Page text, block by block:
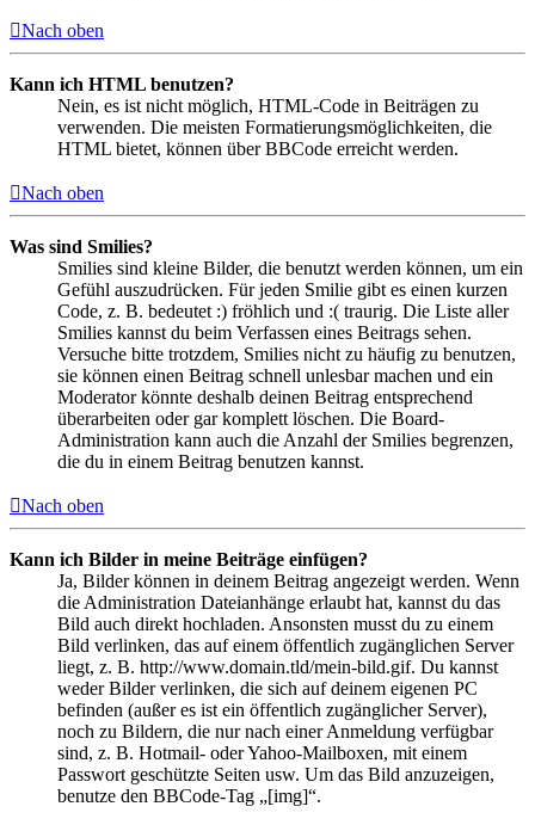
Nach oben
Kann ich HTML benutzen?
Nein, es ist nicht möglich, HTML-Code in Beiträgen zu
verwenden. Die meisten Formatierungsmöglichkeiten, die
HTML bietet, können über BBCode erreicht werden.
Nach oben
Was sind Smilies?
Smilies sind kleine Bilder, die benutzt werden können, um ein
Gefühl auszudrücken. Für jeden Smilie gibt es einen kurzen
Code, z. B. bedeutet :) fröhlich und :( traurig. Die Liste aller
Smilies kannst du beim Verfassen eines Beitrags sehen.
Versuche bitte trotzdem, Smilies nicht zu häufig zu benutzen,
sie können einen Beitrag schnell unlesbar machen und ein
Moderator könnte deshalb deinen Beitrag entsprechend
überarbeiten oder gar komplett löschen. Die Board-
Administration kann auch die Anzahl der Smilies begrenzen,
die du in einem Beitrag benutzen kannst.
Nach oben
Kann ich Bilder in meine Beiträge einfügen?
Ja, Bilder können in deinem Beitrag angezeigt werden. Wenn
die Administration Dateianhänge erlaubt hat, kannst du das
Bild auch direkt hochladen. Ansonsten musst du zu einem
Bild verlinken, das auf einem öffentlich zugänglichen Server
liegt, z. B. http://www.domain.tld/mein-bild.gif. Du kannst
weder Bilder verlinken, die sich auf deinem eigenen PC
befinden (außer es ist ein öffentlich zugänglicher Server),
noch zu Bildern, die nur nach einer Anmeldung verfügbar
sind, z. B. Hotmail- oder Yahoo-Mailboxen, mit einem
Passwort geschützte Seiten usw. Um das Bild anzuzeigen,
benutze den BBCode-Tag „[img]“.